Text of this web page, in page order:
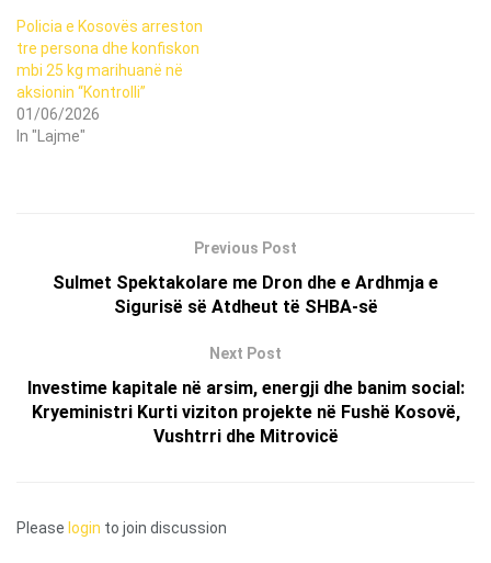
Policia e Kosovës arreston
tre persona dhe konfiskon
mbi 25 kg marihuanë në
aksionin “Kontrolli”
01/06/2026
In "Lajme"
Previous Post
Sulmet Spektakolare me Dron dhe e Ardhmja e
Sigurisë së Atdheut të SHBA-së
Next Post
Investime kapitale në arsim, energji dhe banim social:
Kryeministri Kurti viziton projekte në Fushë Kosovë,
Vushtrri dhe Mitrovicë
Please login to join discussion